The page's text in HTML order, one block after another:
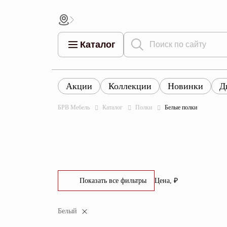
Каталог
Все товары
Комоды
Все
Все товары каталога
Акции Коллекции Новинки
БРВ Мебель Каталог Полки Белые полки
Показать все фильтры Цена, ₽
Белый